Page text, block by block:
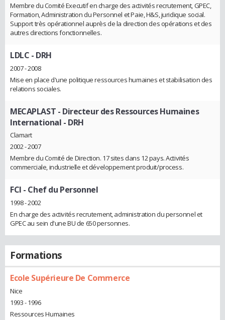
Membre du Comité Executif en charge des activités recrutement, GPEC,
Formation, Administration du Personnel et Paie, H&S, juridique social.
Support très opérationnel auprès de la direction des opérations et des
autres directions fonctionnelles.
LDLC - DRH
2007 - 2008
Mise en place d'une politique ressources humaines et stabilisation des
relations sociales.
MECAPLAST - Directeur des Ressources Humaines
International - DRH
Clamart
2002 - 2007
Membre du Comité de Direction. 17 sites dans 12 pays. Activités
commerciale, industrielle et développement produit/process.
FCI - Chef du Personnel
1998 - 2002
En charge des activités recrutement, administration du personnel et
GPEC au sein d'une BU de 650 personnes.
Formations
Ecole Supérieure De Commerce
Nice
1993 - 1996
Ressources Humaines